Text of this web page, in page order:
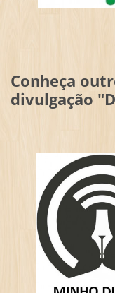
Conheça
divulgação